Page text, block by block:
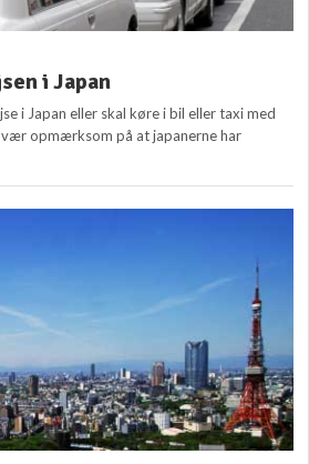
i Japan
i Japan eller skal køre i bil eller taxi med
opmærksom på at japanerne har